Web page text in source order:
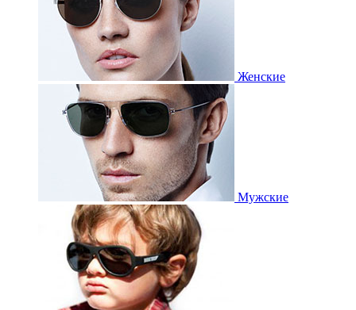
Женские
Мужские